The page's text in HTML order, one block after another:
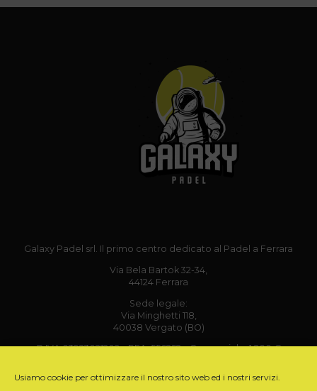
Usiamo cookie per ottimizzare il nostro sito web ed i nostri servizi.
Galaxy Padel srl. Il primo centro dedicato al Padel a Ferrara
Via Bela Bartok 32-34,
44124 Ferrara
Sede legale:
Via Minghetti 118,
40038 Vergato (BO)
P.IVA 03923021202 – REA: 556252 – Cap. sociale: 1.200 €
Tel: +39 342 5020251